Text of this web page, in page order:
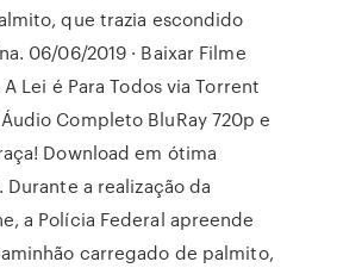
que trazia escondido
06/06/2019 · Baixar Filme
Lei é Para Todos via Torrent
Completo BluRay 720p e
Download em ótima
Durante a realização da
a Polícia Federal apreende
carregado de palmito,